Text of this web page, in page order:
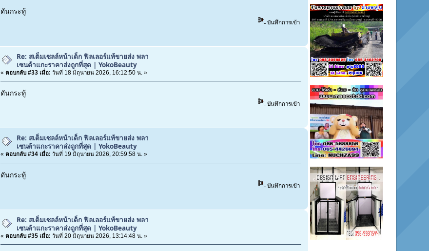
ดันกระทู้
บันทึกการเข้า
Re: สเต็มเซลล์หน้าเด็ก ฟิลเลอร์แท้ขายส่ง พลา
เซนต้าแกะราคาส่งถูกที่สุด | YokoBeauty
« ตอบกลับ #33 เมื่อ: วันที่ 18 มิถุนายน 2026, 16:12:50 น. »
ดันกระทู้
บันทึกการเข้า
Re: สเต็มเซลล์หน้าเด็ก ฟิลเลอร์แท้ขายส่ง พลา
เซนต้าแกะราคาส่งถูกที่สุด | YokoBeauty
« ตอบกลับ #34 เมื่อ: วันที่ 19 มิถุนายน 2026, 20:59:58 น. »
ดันกระทู้
บันทึกการเข้า
Re: สเต็มเซลล์หน้าเด็ก ฟิลเลอร์แท้ขายส่ง พลา
เซนต้าแกะราคาส่งถูกที่สุด | YokoBeauty
« ตอบกลับ #35 เมื่อ: วันที่ 20 มิถุนายน 2026, 13:14:48 น. »